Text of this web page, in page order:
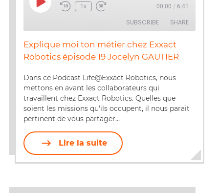
Play
Episode
1x 00:00 / 6:41
SUBSCRIBE SHARE
RSS FEED
SHARE
EMBED
Explique moi ton métier chez Exxact
Robotics épisode 19 Jocelyn GAUTIER
Dans ce Podcast Life@Exxact Robotics, nous
mettons en avant les collaborateurs qui
travaillent chez Exxact Robotics. Quelles que
soient les missions qu'ils occupent, il nous parait
pertinent de vous partager…
Lire la suite